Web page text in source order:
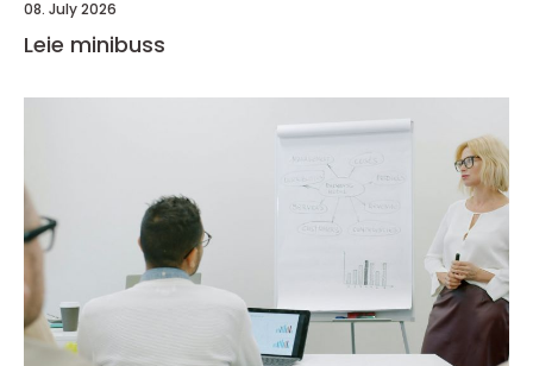
08. July 2026
Leie minibuss